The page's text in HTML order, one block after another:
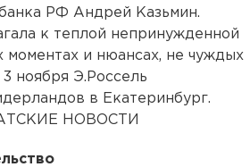
РФ Андрей Казьмин.
к теплой непринужденной
моментах и нюансах, не чуждых
ноября Э.Россель
в Екатеринбург.
НОВОСТИ